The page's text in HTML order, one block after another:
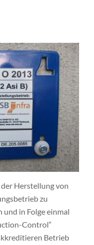
Herstellung von
zu
und in Folge einmal
Control“
Betrieb